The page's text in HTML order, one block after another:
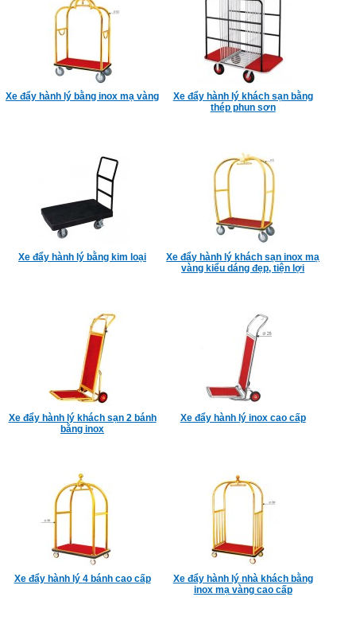
Xe đẩy hành lý bằng inox mạ vàng
Xe đẩy hành lý khách sạn bằng
thép phun sơn
Xe đẩy hành lý bằng kim loại
Xe đẩy hành lý khách sạn inox mạ
vàng kiểu dáng đẹp, tiện lợi
Xe đẩy hành lý khách sạn 2 bánh
bằng inox
Xe đẩy hành lý inox cao cấp
Xe đẩy hành lý 4 bánh cao cấp
Xe đẩy hành lý nhà khách bằng
inox mạ vàng cao cấp